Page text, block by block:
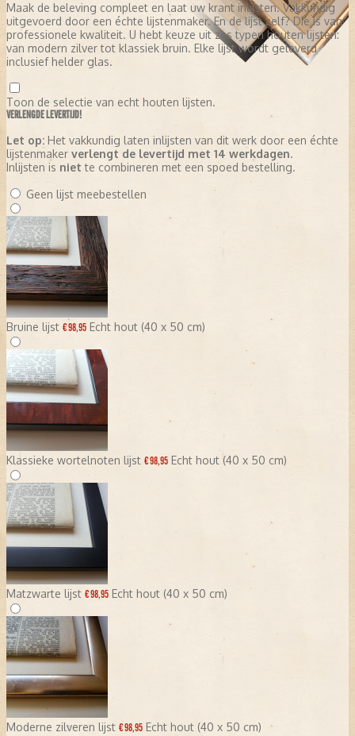
Maak de beleving compleet en laat uw krant inlijsten. Vakkundig
uitgevoerd door een échte lijstenmaker. En de lijst zelf? Die is van
professionele kwaliteit. U hebt keuze uit zes typen houten lijsten:
van modern zilver tot klassiek bruin. Elke lijst wordt geleverd
inclusief helder glas.
Toon de selectie van echt houten lijsten.
VERLENGDE LEVERTIJD!
Let op: Het vakkundig laten inlijsten van dit werk door een échte
lijstenmaker verlengt de levertijd met 14 werkdagen.
Inlijsten is niet te combineren met een spoed bestelling.
Geen lijst meebestellen
Bruine lijst € 98,95 Echt hout (40 x 50 cm)
Klassieke wortelnoten lijst € 98,95 Echt hout (40 x 50 cm)
Matzwarte lijst € 98,95 Echt hout (40 x 50 cm)
Moderne zilveren lijst € 98,95 Echt hout (40 x 50 cm)